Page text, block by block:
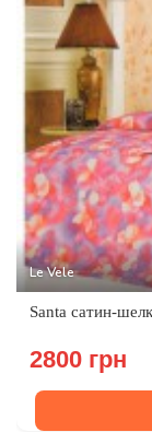
Le Vele
Santa сатин-
2800 грн